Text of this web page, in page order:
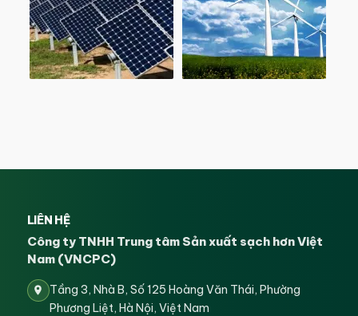
LIÊN HỆ
Công ty TNHH Trung tâm Sản xuất sạch hơn Việt
Nam (VNCPC)
Tầng 3, Nhà B, Số 125 Hoàng Văn Thái, Phường
Phương Liệt, Hà Nội, Việt Nam